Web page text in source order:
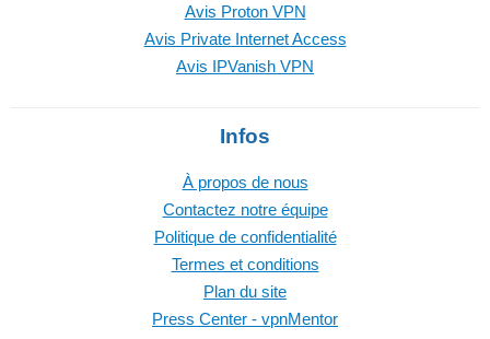
Avis Proton VPN
Avis Private Internet Access
Avis IPVanish VPN
Infos
À propos de nous
Contactez notre équipe
Politique de confidentialité
Termes et conditions
Plan du site
Press Center - vpnMentor